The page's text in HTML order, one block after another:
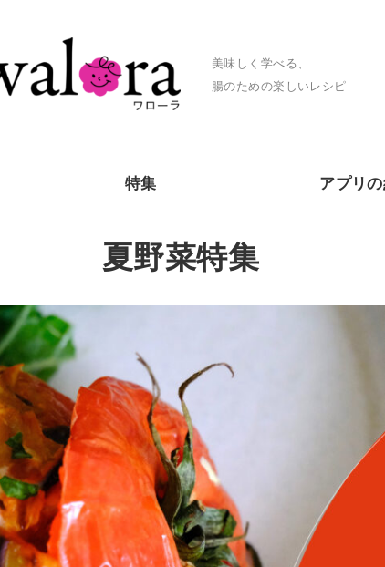
美味しく学べる、
腸のための楽しいレシピ
特集 アプリ
夏野菜特集